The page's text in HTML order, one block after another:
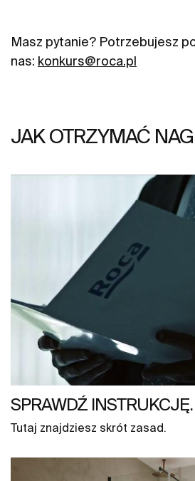
Masz pytanie? Potrzebujesz
nas: konkurs@roca.pl
JAK OTRZYMAĆ
SPRAWDŹ INSTRUKCJĘ.
Tutaj znajdziesz skrót zasad.